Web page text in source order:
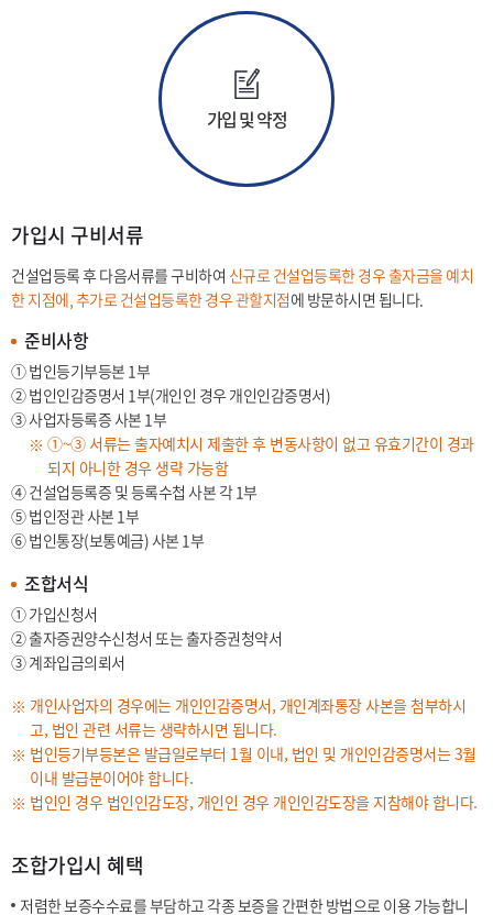
가입 및 약정
가입시 구비서류
건설업등록 후 다음서류를 구비하여 신규로 건설업등록한 경우 출자금을 예치
한 지점에, 추가로 건설업등록한 경우 관할지점에 방문하시면 됩니다.
준비사항
①법인등기부등본 1부
②법인인감증명서 1부(개인인 경우 개인인감증명서)
③사업자등록증 사본 1부
①~③ 서류는 출자예치시 제출한 후 변동사항이 없고 유효기간이 경과
되지 아니한 경우 생략 가능함
④건설업등록증 및 등록수첩 사본 각 1부
⑤법인정관 사본 1부
⑥법인통장(보통예금) 사본 1부
조합서식
①가입신청서
②출자증권양수신청서 또는 출자증권청약서
③계좌입금의뢰서
개인사업자의 경우에는 개인인감증명서, 개인계좌통장 사본을 첨부하시
고, 법인 관련 서류는 생략하시면 됩니다.
법인등기부등본은 발급일로부터 1월 이내, 법인 및 개인인감증명서는 3월
이내 발급분이어야 합니다.
법인인 경우 법인인감도장, 개인인 경우 개인인감도장을 지참해야 합니다.
조합가입시 혜택
저렴한 보증수수료를 부담하고 각종 보증을 간편한 방법으로 이용 가능합니